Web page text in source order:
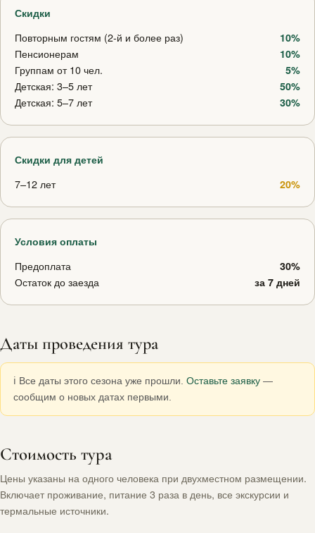
Скидки
Повторным гостям (2-й и более раз)
10%
Пенсионерам
10%
Группам от 10 чел.
5%
Детская: 3–5 лет
50%
Детская: 5–7 лет
30%
Скидки для детей
7–12 лет
20%
Условия оплаты
Предоплата
30%
Остаток до заезда
за 7 дней
Даты проведения тура
ℹ️ Все даты этого сезона уже прошли. Оставьте заявку —
сообщим о новых датах первыми.
Стоимость тура
Цены указаны на одного человека при двухместном размещении.
Включает проживание, питание 3 раза в день, все экскурсии и
термальные источники.